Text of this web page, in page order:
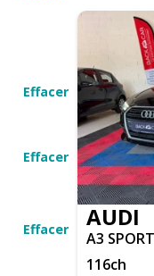
Effacer
Effacer
Effacer AUDI
A3
116ch